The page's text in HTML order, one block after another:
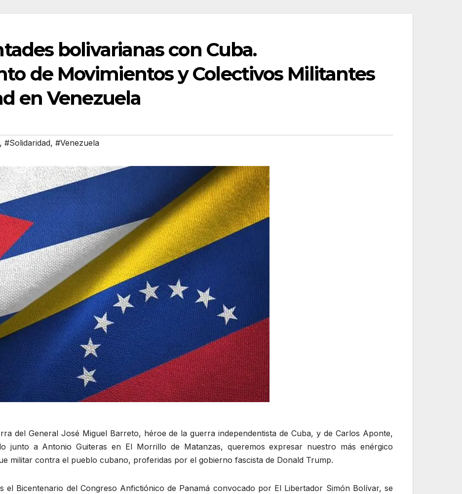
bolivarianas con Cuba.
de Movimientos y Colectivos Militantes
en Venezuela
, #Solidaridad, #Venezuela
del General José Miguel Barreto, héroe de la guerra independentista de Cuba, y de Carlos Aponte,
junto a Antonio Guiteras en El Morrillo de Matanzas, queremos expresar nuestro más enérgico
militar contra el pueblo cubano, proferidas por el gobierno fascista de Donald Trump.
el Bicentenario del Congreso Anfictiónico de Panamá convocado por El Libertador Simón Bolívar, se